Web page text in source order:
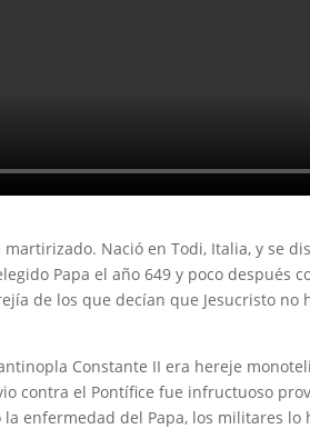
Nació en Todi, Italia, y se
Papa el año 649 y poco después
de los que decían que Jesucristo
Constante II era hereje
contra el Pontífice fue infructuoso
enfermedad del Papa, los militares